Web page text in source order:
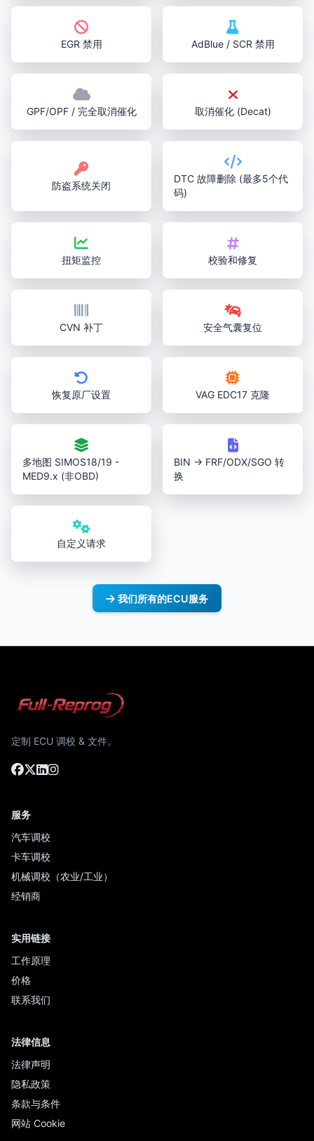
EGR 禁用 AdBlue / SCR 禁用
GPF/OPF / 完全取消催化 取消催化 (Decat)
防盗系统关闭
DTC 故障删除 (最多5个代
码)
扭矩监控 校验和修复
CVN 补丁 安全气囊复位
恢复原厂设置 VAG EDC17 克隆
多地图 SIMOS18/19 -
MED9.x (非OBD)
BIN → FRF/ODX/SGO 转
换
自定义请求
我们所有的ECU服务
定制 ECU 调校 & 文件。
服务
汽车调校
卡车调校
机械调校（农业/工业）
经销商
实用链接
工作原理
价格
联系我们
法律信息
法律声明
隐私政策
条款与条件
网站 Cookie